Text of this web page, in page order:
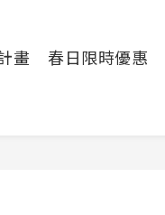
畫 春日限時優惠